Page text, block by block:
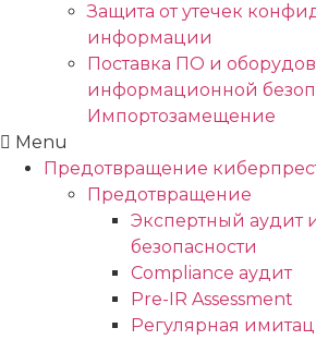
Защита от утечек
информации
Поставка ПО и
информационной
Импортозамещение
Menu
Предотвращение
Предотвращение
Экспертный
безопасности
Compliance аудит
Pre-IR Assessment
Регулярная